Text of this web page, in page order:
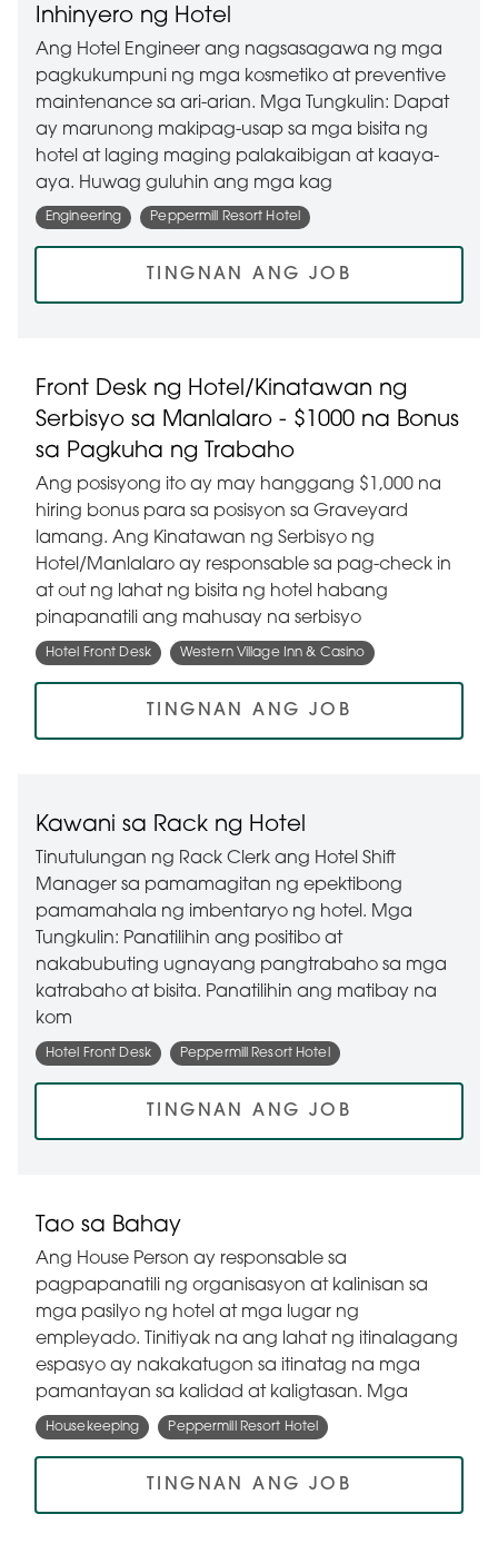
Inhinyero ng Hotel
Ang Hotel Engineer ang nagsasagawa ng mga
pagkukumpuni ng mga kosmetiko at preventive
maintenance sa ari-arian. Mga Tungkulin: Dapat
ay marunong makipag-usap sa mga bisita ng
hotel at laging maging palakaibigan at kaaya-
aya. Huwag guluhin ang mga kag
Engineering Peppermill Resort Hotel
TINGNAN ANG JOB
Front Desk ng Hotel/Kinatawan ng
Serbisyo sa Manlalaro - $1000 na Bonus
sa Pagkuha ng Trabaho
Ang posisyong ito ay may hanggang $1,000 na
hiring bonus para sa posisyon sa Graveyard
lamang. Ang Kinatawan ng Serbisyo ng
Hotel/Manlalaro ay responsable sa pag-check in
at out ng lahat ng bisita ng hotel habang
pinapanatili ang mahusay na serbisyo
Hotel Front Desk Western Village Inn & Casino
TINGNAN ANG JOB
Kawani sa Rack ng Hotel
Tinutulungan ng Rack Clerk ang Hotel Shift
Manager sa pamamagitan ng epektibong
pamamahala ng imbentaryo ng hotel. Mga
Tungkulin: Panatilihin ang positibo at
nakabubuting ugnayang pangtrabaho sa mga
katrabaho at bisita. Panatilihin ang matibay na
kom
Hotel Front Desk Peppermill Resort Hotel
TINGNAN ANG JOB
Tao sa Bahay
Ang House Person ay responsable sa
pagpapanatili ng organisasyon at kalinisan sa
mga pasilyo ng hotel at mga lugar ng
empleyado. Tinitiyak na ang lahat ng itinalagang
espasyo ay nakakatugon sa itinatag na mga
pamantayan sa kalidad at kaligtasan. Mga
Housekeeping Peppermill Resort Hotel
TINGNAN ANG JOB